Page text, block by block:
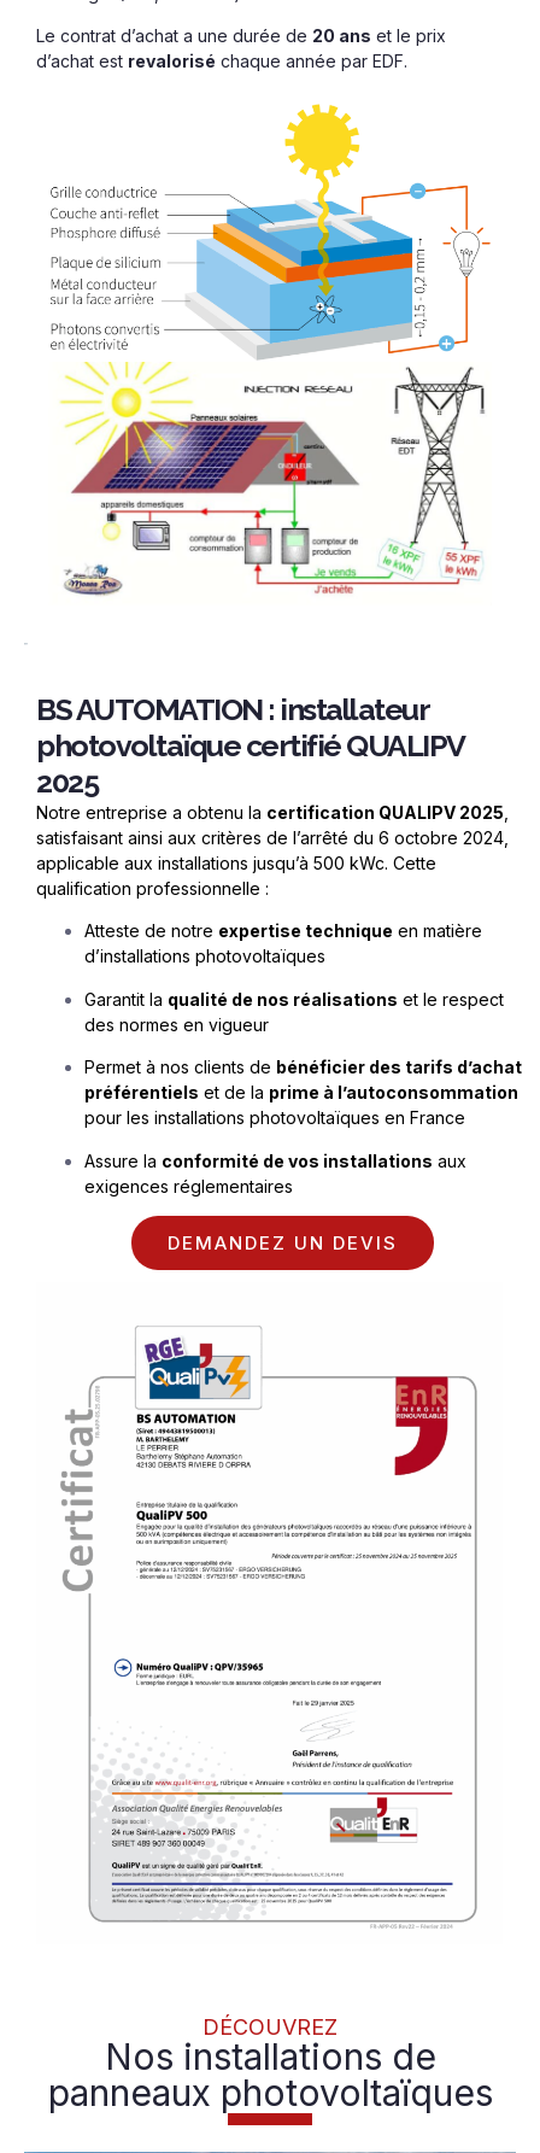
Le contrat d’achat a une durée de 20 ans et le prix
d’achat est revalorisé chaque année par EDF.
BS AUTOMATION : installateur
photovoltaïque certifié QUALIPV
2025
Notre entreprise a obtenu la certification QUALIPV 2025
satisfaisant ainsi aux critères de l’arrêté du 6 octobre 2024,
applicable aux installations jusqu’à 500 kWc. Cette
qualification professionnelle :
Atteste de notre expertise technique en matière
d’installations photovoltaïques
Garantit la qualité de nos réalisations et le respect
des normes en vigueur
Permet à nos clients de bénéficier des tarifs d’achat
préférentiels et de la prime à l’autoconsommation
pour les installations photovoltaïques en France
Assure la conformité de vos installations aux
exigences réglementaires
DEMANDEZ UN DEVIS
DÉCOUVREZ
Nos installations de
panneaux photovoltaïques